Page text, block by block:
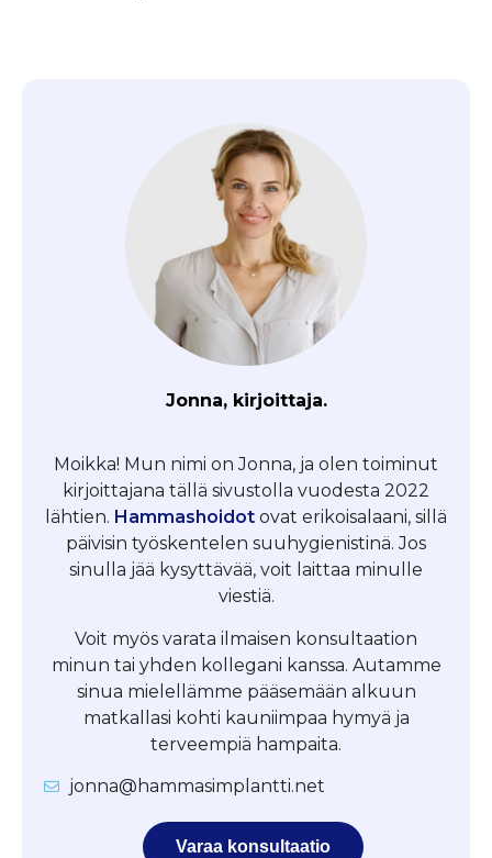
Jonna, kirjoittaja.
Moikka! Mun nimi on Jonna, ja olen toiminut
kirjoittajana tällä sivustolla vuodesta 2022
lähtien. Hammashoidot ovat erikoisalaani, sillä
päivisin työskentelen suuhygienistinä. Jos
sinulla jää kysyttävää, voit laittaa minulle
viestiä.
Voit myös varata ilmaisen konsultaation
minun tai yhden kollegani kanssa. Autamme
sinua mielellämme pääsemään alkuun
matkallasi kohti kauniimpaa hymyä ja
terveempiä hampaita.
jonna@hammasimplantti.net
Varaa konsultaatio